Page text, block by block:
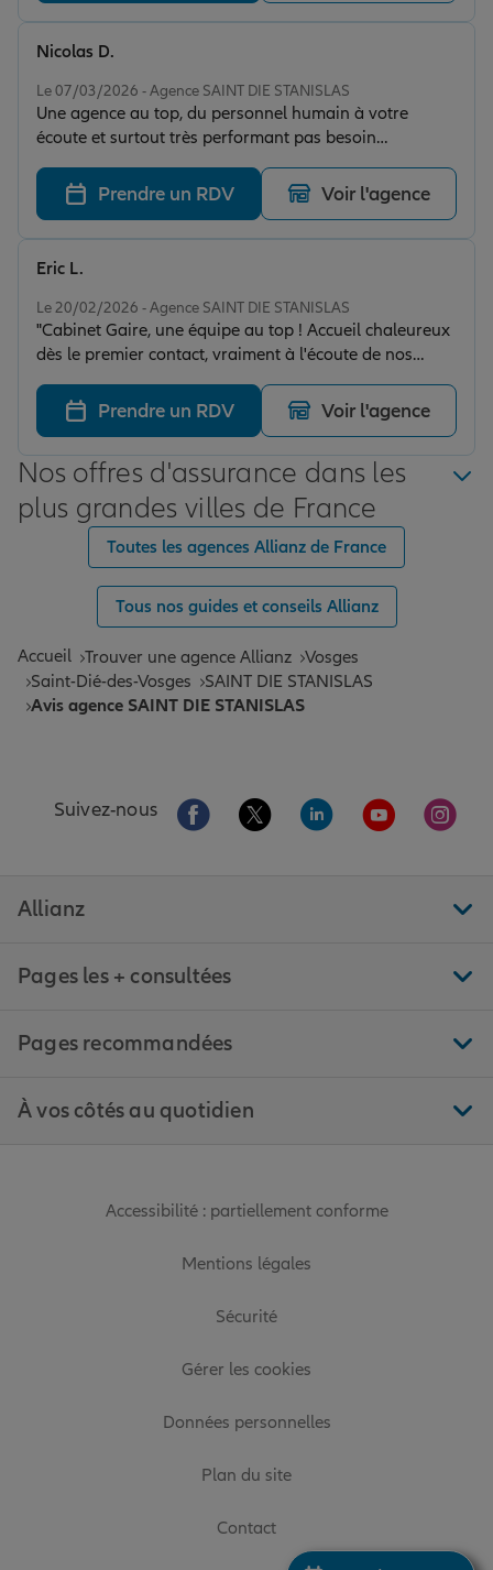
Le 07/03/2026 - Agence SAINT DIE STANISLAS
Une agence au top, du personnel humain à votre
écoute et surtout très performant pas besoin
d'attendre plusieurs jours pour avoir un contact ou un
papier dans l'heure votre demande est traitée. Bref une
agence qui est vraiment au top je recommande
vivement. Merci à vous de m'avoir accompagné dans
mon projet.
Nicolas D.
Prendre un RDV Voir l'agence
Le 20/02/2026 - Agence SAINT DIE STANISLAS
"Cabinet Gaire, une équipe au top ! Accueil chaleureux
dès le premier contact, vraiment à l'écoute de nos
besoins. Ce qui fait la différence : leur réactivité et leur
capacité à trouver des solutions concrètes. On se sent
vraiment accompagné. Je recommande sans hésiter !"
Eric L.
Prendre un RDV Voir l'agence
Nos offres d'assurance dans les
plus grandes villes de France
Toutes les agences Allianz de France
Tous nos guides et conseils Allianz
Accueil Trouver une agence Allianz Vosges
Saint-Dié-des-Vosges
SAINT DIE STANISLAS
Avis agence SAINT DIE STANISLAS
Suivez-nous Aller sur la page Facebook de Allianz
Aller sur la page Twitter de
Aller sur la page
Aller sur la
Aller
Allianz
Pages les + consultées
Pages recommandées
À vos côtés au quotidien
Accessibilité : partiellement conforme
Mentions légales
Sécurité
Gérer les cookies
Données personnelles
Plan du site
Contact